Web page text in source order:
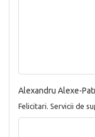
Alexandru Alexe-
Felicitari. Servicii de